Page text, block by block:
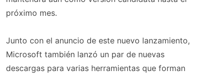
próximo mes.
Junto con el anuncio de este nuevo lanzamiento,
Microsoft también lanzó un par de nuevas
descargas para varias herramientas que forman